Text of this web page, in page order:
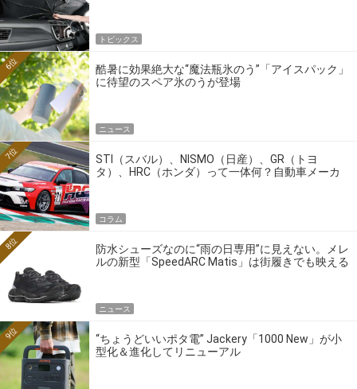
トピックス
酷暑に効果絶大な“魔法瓶氷のう”「アイスパック」
に待望のスペア氷のうが登場
6位
ニュース
STI（スバル）、NISMO（日産）、GR（トヨ
タ）、HRC（ホンダ）って一体何？自動車メーカ
7位
コラム
防水シューズなのに“雨の日専用”に見えない。メレ
ルの新型「SpeedARC Matis」は街履きでも映える
8位
ニュース
“ちょうどいいポタ電” Jackery「1000 New」が小
型化＆進化してリニューアル
9位